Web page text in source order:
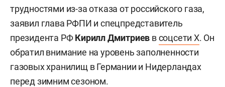
трудностями из-за отказа от российского газа,
заявил глава РФПИ и спецпредставитель
президента РФКирилл Дмитриев всоцсети X. Он
обратил внимание на уровень заполненности
газовых хранилищ в Германии и Нидерландах
перед зимним сезоном.